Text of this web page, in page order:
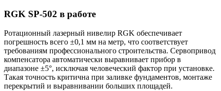
RGK SP-502 в работе
Ротационный лазерный нивелир RGK обеспечивает
погрешность всего ±0,1 мм на метр, что соответствует
требованиям профессионального строительства. Сервопривод
компенсатора автоматически выравнивает прибор в
диапазоне ±5°, исключая человеческий фактор при установке.
Такая точность критична при заливке фундаментов, монтаже
перекрытий и выравнивании больших площадей.